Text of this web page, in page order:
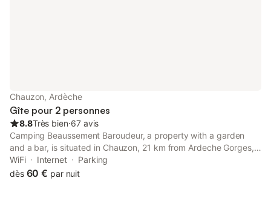
Chauzon, Ardèche
Gîte pour 2 personnes
8.8Très bien⋅67 avis
Camping Beaussement Baroudeur, a property with a garden
and a bar, is situated in Chauzon, 21 km from Ardeche Gorges,
19 km from Chauvet Cave, as well as 25 km from Paiolive Wood.
WiFi Internet
Parking
dès 60 € par nuit